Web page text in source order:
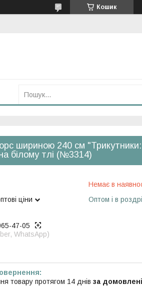
Кошик
шириною 240 см "Трикутники:
білому тлі (№3314)
ціни
Немає в
Оптом і в
47-05
WhatsApp)
товару протягом 14 днів за